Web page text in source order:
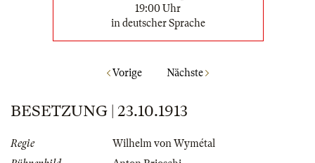
19:00 Uhr
in deutscher Sprache
Vorige Nächste
BESETZUNG | 23.10.1913
Regie
Wilhelm von Wymétal